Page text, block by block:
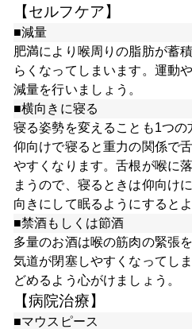
【セルフケア】
■減量
肥満により喉周りの脂肪が蓄
らくなってしまいます。運動
減量を行いましょう。
■横向きに寝る
寝る姿勢を変えることも1つ
仰向けで寝ると重力の関係で
やすくなります。舌根が喉に
まうので、寝るときは仰向け
向きにして眠るようにすると
■禁酒もしくは節酒
多量のお酒は喉の筋肉の緊張
気道が閉塞しやすくなってし
どめるよう心がけましょう。
【病院治療】
■マウスピース